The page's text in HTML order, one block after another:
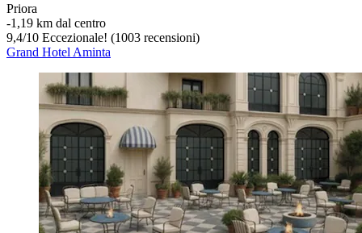
Priora
‐1,19 km dal centro
9,4/10 Eccezionale! (1003 recensioni)
Grand Hotel Aminta